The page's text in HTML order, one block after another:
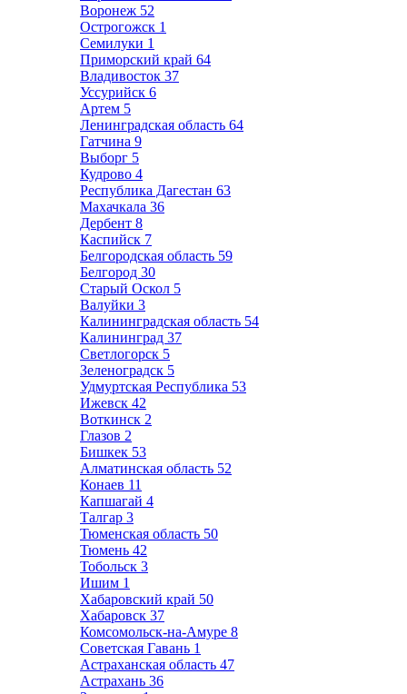
Воронеж 52
Острогожск 1
Семилуки 1
Приморский край 64
Владивосток 37
Уссурийск 6
Артем 5
Ленинградская область 64
Гатчина 9
Выборг 5
Кудрово 4
Республика Дагестан 63
Махачкала 36
Дербент 8
Каспийск 7
Белгородская область 59
Белгород 30
Старый Оскол 5
Валуйки 3
Калининградская область 54
Калининград 37
Светлогорск 5
Зеленоградск 5
Удмуртская Республика 53
Ижевск 42
Воткинск 2
Глазов 2
Бишкек 53
Алматинская область 52
Конаев 11
Капшагай 4
Талгар 3
Тюменская область 50
Тюмень 42
Тобольск 3
Ишим 1
Хабаровский край 50
Хабаровск 37
Комсомольск-на-Амуре 8
Советская Гавань 1
Астраханская область 47
Астрахань 36